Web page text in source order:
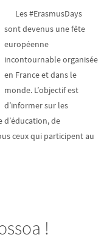
Les #ErasmusDays
sont devenus une fête
européenne
incontournable organisée
en France et dans le
monde. L’objectif est
d’informer sur les
de
ceux qui participent au
!